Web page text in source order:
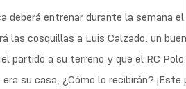
deberá entrenar durante la semana
las cosquillas a Luis Calzado, un
partido a su terreno y que el RC
su casa, ¿Cómo lo recibirán?